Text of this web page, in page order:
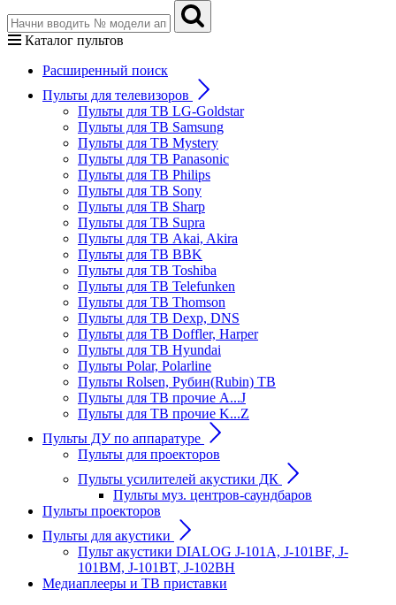
Каталог пультов
Расширенный поиск
Пульты для телевизоров
Пульты для ТВ LG-Goldstar
Пульты для ТВ Samsung
Пульты для ТВ Mystery
Пульты для ТВ Panasonic
Пульты для ТВ Philips
Пульты для ТВ Sony
Пульты для ТВ Sharp
Пульты для ТВ Supra
Пульты для ТВ Akai, Akira
Пульты для ТВ BBK
Пульты для ТВ Toshiba
Пульты для ТВ Telefunken
Пульты для ТВ Thomson
Пульты для ТВ Dexp, DNS
Пульты для ТВ Doffler, Harper
Пульты для ТВ Hyundai
Пульты Polar, Polarline
Пульты Rolsen, Рубин(Rubin) ТВ
Пульты для ТВ прочие A...J
Пульты для ТВ прочие K...Z
Пульты ДУ по аппаратуре
Пульты для проекторов
Пульты усилителей акустики ДК
Пульты муз. центров-саундбаров
Пульты проекторов
Пульты для акустики
Пульт акустики DIALOG J-101A, J-101BF, J-
101BM, J-101BT, J-102BH
Медиаплееры и ТВ приставки